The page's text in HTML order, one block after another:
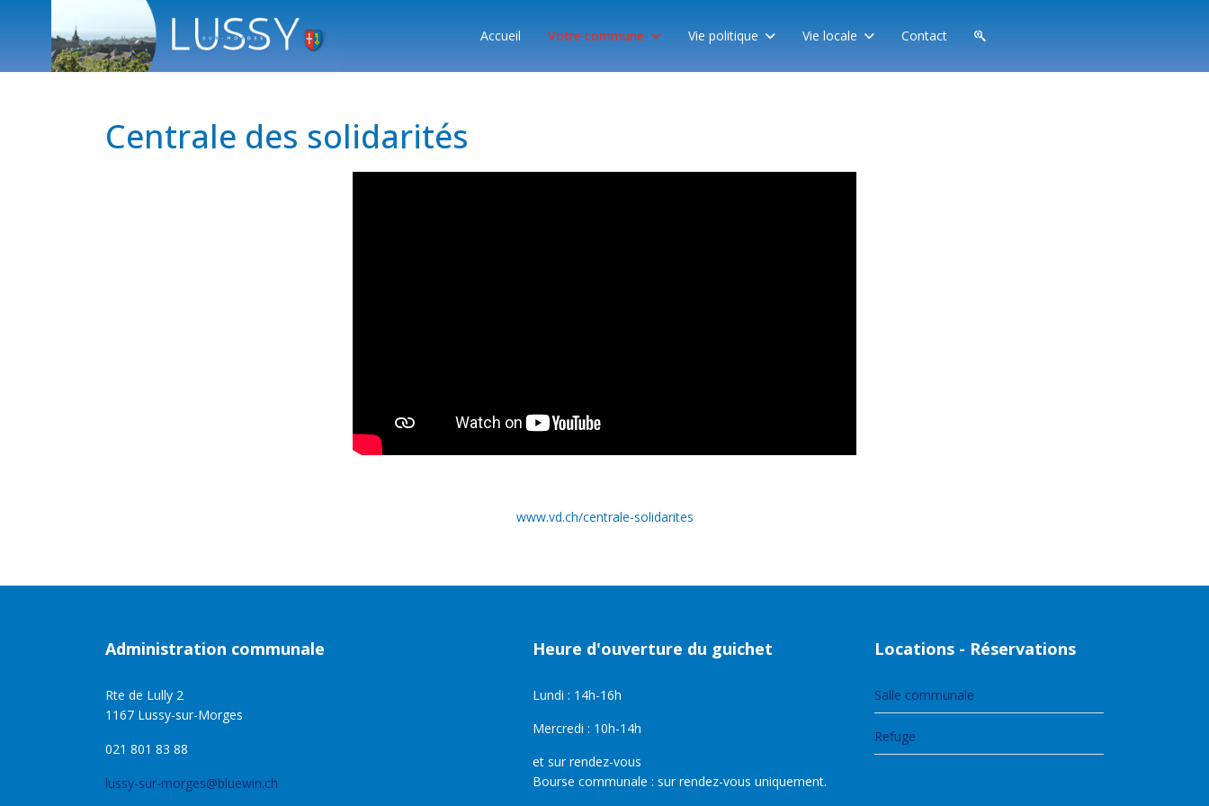
Accueil Votre commune Vie politique Vie locale Contact
Centrale des solidarités
www.vd.ch/centrale-solidarites
Administration communale
Rte de Lully 2
1167 Lussy-sur-Morges
021 801 83 88
lussy-sur-morges@bluewin.ch
Heure d'ouverture du guichet
Lundi : 14h-16h
Mercredi : 10h-14h
et sur rendez-vous
Bourse communale : sur rendez-vous uniquement.
Locations - Réservations
Salle communale
Refuge